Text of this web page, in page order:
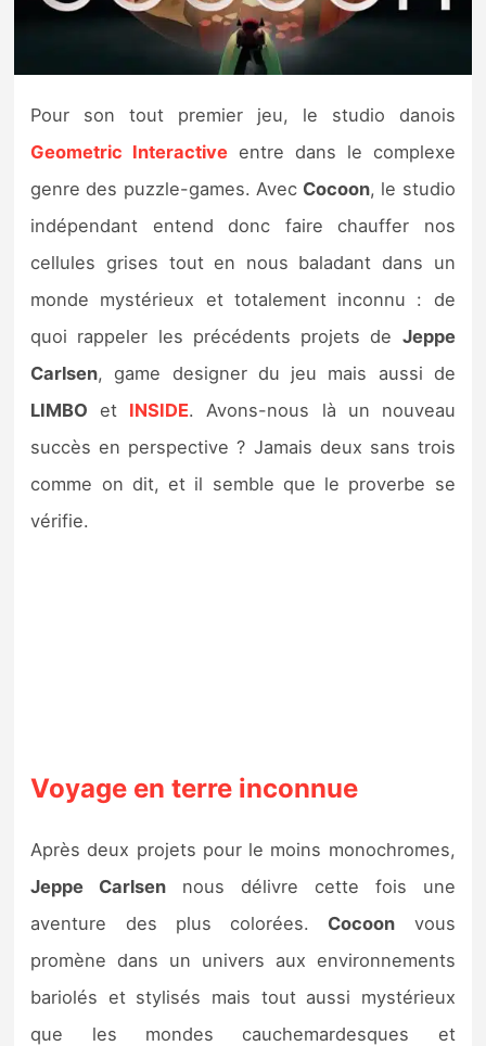
Nintendo Direct
Tests et previews
Tests de jeux
Tests d’accessoires
Autres tests
Previews
Précommandes
Précommandes jeux Switch 2
Sorties de jeux
Pour son tout premier jeu, le studio danois
Geometric Interactive entre dans le complexe
genre des puzzle-games. Avec Cocoon, le studio
indépendant entend donc faire chauffer nos
cellules grises tout en nous baladant dans un
monde mystérieux et totalement inconnu : de
quoi rappeler les précédents projets de Jeppe
Carlsen, game designer du jeu mais aussi de
LIMBO et INSIDE. Avons-nous là un nouveau
succès en perspective ? Jamais deux sans trois
comme on dit, et il semble que le proverbe se
vérifie.
Voyage en terre inconnue
Après deux projets pour le moins monochromes,
Jeppe Carlsen nous délivre cette fois une
aventure des plus colorées. Cocoon vous
promène dans un univers aux environnements
bariolés et stylisés mais tout aussi mystérieux
que les mondes cauchemardesques et